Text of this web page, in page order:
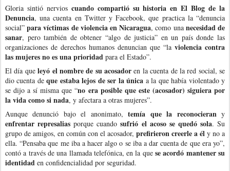
Gloria sintió nervios cuando compartió su historia en El Blog de la
Denuncia, una cuenta en Twitter y Facebook, que practica la “denuncia
social”para víctimas de violencia en Nicaragua, como una necesidad de
sanar, pero también de obtener “algo de justicia” en un país donde las
organizaciones de derechos humanos denuncian que “la violencia contra
las mujeres no es una prioridad para el Estado”.
El día queleyó el nombre de su acosador en la cuenta de la red social, se
dio cuenta deque estaba lejos de ser la única a la que había violentado y
se dijo a sí misma que “no era posible que este (acosador) siguiera por
la vida como si nada, y afectara a otras mujeres”.
Aunque denunció bajo el anonimato,temía que la reconocierany
enfrentar represalias porque cuandosufrió el acoso se quedó sola. Su
grupo de amigos, en común con el acosador, prefirieron creerle a él y no a
ella. “Pensaba que me iba a hacer algo o se iba a dar cuenta de que era yo”,
contó a través de una llamada telefónica, en la quese acordó mantener su
identidad en confidencialidad por seguridad.